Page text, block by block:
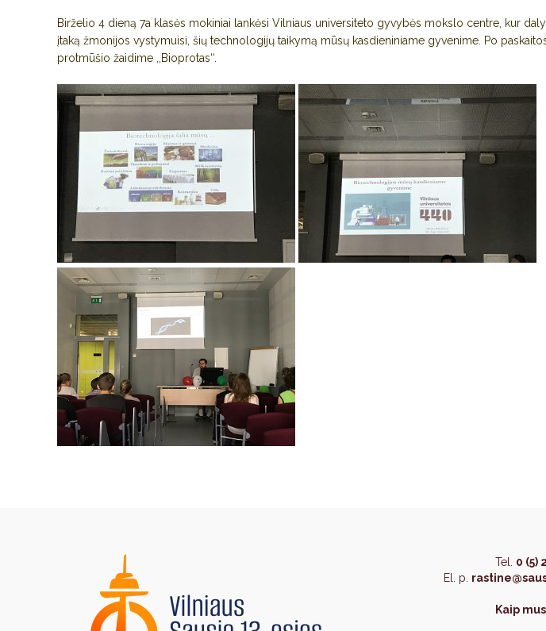
Birželio 4 dieną 7a klasės mokiniai lankėsi Vilniaus universiteto gyvybės mokslo centre, kur
įtaką žmonijos vystymuisi, šių technologijų taikymą mūsų kasdieniniame gyvenime. Po
protmūšio žaidime ,,Bioprotas‘‘.
Tel. 0 (5)
El. p.
Kaip